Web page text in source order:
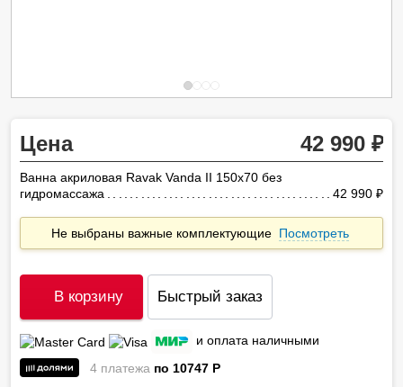
Цена 42 990
Ванна акриловая Ravak Vanda II 150x70 без
гидромассажа
42 990
Не выбраны важные комплектующие Посмотреть
В корзину Быстрый заказ
и оплата наличными
4 платежа по 10747 P